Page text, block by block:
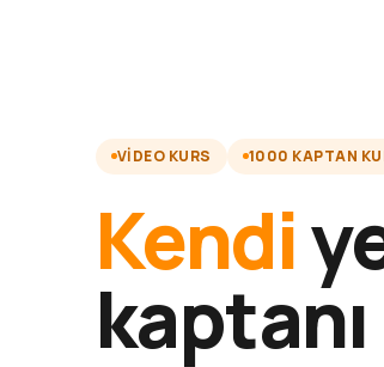
VIDEO KURS 1000 KAPTAN
Kendi